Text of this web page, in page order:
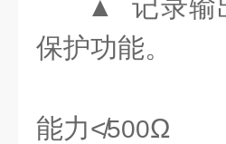
▲ 记录输
保护功能。
能力≮500Ω